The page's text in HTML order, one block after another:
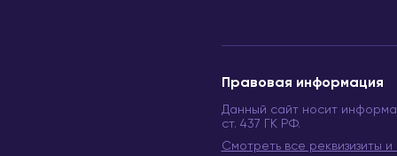
Правовая информация
Данный сайт носит
ст. 437 ГК РФ.
Смотреть все реквизизиты